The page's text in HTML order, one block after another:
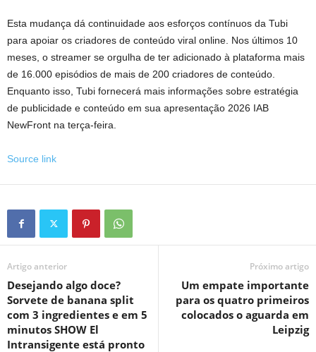
Esta mudança dá continuidade aos esforços contínuos da Tubi
para apoiar os criadores de conteúdo viral online. Nos últimos 10
meses, o streamer se orgulha de ter adicionado à plataforma mais
de 16.000 episódios de mais de 200 criadores de conteúdo.
Enquanto isso, Tubi fornecerá mais informações sobre estratégia
de publicidade e conteúdo em sua apresentação 2026 IAB
NewFront na terça-feira.
Source link
Artigo anterior
Desejando algo doce?
Sorvete de banana split
com 3 ingredientes e em 5
minutos SHOW El
Intransigente está pronto
Próximo artigo
Um empate importante
para os quatro primeiros
colocados o aguarda em
Leipzig